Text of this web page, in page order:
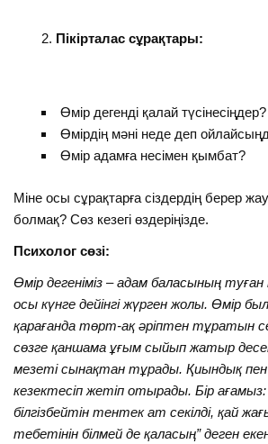
Пікірталас сұрақтары:
Өмір дегенді қалай түсінесіңдер?
Өмірдің мәні неде деп
Өмір адамға несімен қымбат?
Міне осы сұрақтарға сіздердің берер
болмақ? Сөз кезегі өздеріңізде.
Психолог сөзі:
Өмір дегеніміз – адам баласының туған
осы күнге дейінгі жүрген жолы. Өмір
қарағанда төрт-ақ әріптен тұратын
сөзге қаншама ұғым сыйып жатыр
мезеті сынақтан тұрады. Қиындық
кезектесіп жетіп отырады. Бір
білгізбейтін тентек ат секілді, қай
тебетінін білмей де қаласың” деген